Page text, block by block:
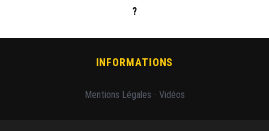
?
INFORMATIONS
Mentions Légales Vidéos